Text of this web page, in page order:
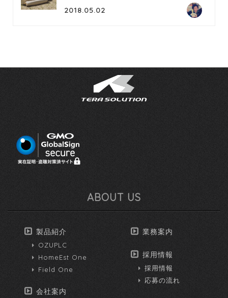
2018.05.02
ABOUT US
製品紹介
OZUPLC
HomeEst One
Field One
会社案内
業務案内
採用情報
採用情報
応募の流れ